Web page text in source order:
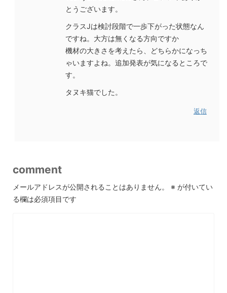
とうございます。
クラスJは検討段階で一歩下がった状態なん
ですね。大方は無くなる方向ですか
機材の大きさを考えたら、どちらかになっち
ゃいますよね。追加発表が気になるところで
す。
タヌキ猫でした。
返信
comment
メールアドレスが公開されることはありません。 ※ が付いてい
る欄は必須項目です